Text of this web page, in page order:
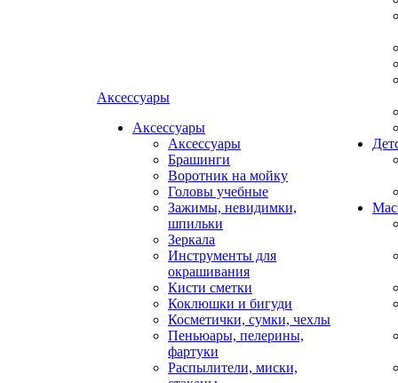
Аксессуары
Аксессуары
Аксессуары
Брашинги
Воротник на мойку
Головы учебные
Зажимы, невидимки,
шпильки
Зеркала
Инструменты для
окрашивания
Кисти сметки
Коклюшки и бигуди
Косметички, сумки, чехлы
Пеньюары, пелерины,
фартуки
Распылители, миски,